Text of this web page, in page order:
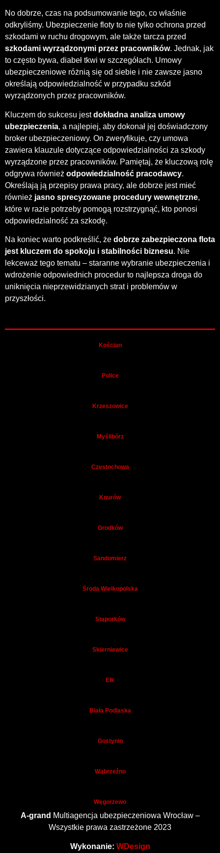
No dobrze, czas na podsumowanie tego, co właśnie
odkryliśmy. Ubezpieczenie floty to nie tylko ochrona przed
szkodami w ruchu drogowym, ale także tarcza przed
szkodami wyrządzonymi przez pracowników. Jednak, jak
to często bywa, diabeł tkwi w szczegółach. Umowy
ubezpieczeniowe różnią się od siebie i nie zawsze jasno
określają odpowiedzialność w przypadku szkód
wyrządzonych przez pracowników.
Kluczem do sukcesu jestdokładna analiza umowy
ubezpieczenia, a najlepiej, aby dokonał jej doświadczony
broker ubezpieczeniowy. On zweryfikuje, czy umowa
zawiera klauzule dotyczące odpowiedzialności za szkody
wyrządzone przez pracowników. Pamiętaj, że kluczową rolę
odgrywa również odpowiedzialność pracodawcy.
Określają ją przepisy prawa pracy, ale dobrze jest mieć
również jasno sprecyzowane procedury wewnętrzne,
które w razie potrzeby pomogą rozstrzygnąć, kto ponosi
odpowiedzialność za szkodę.
Na koniec warto podkreślić, że dobrze zabezpieczona flota
jest kluczem do spokoju i stabilności biznesu. Nie
lekceważ tego tematu – staranne wybranie ubezpieczenia i
wdrożenie odpowiednich procedur to najlepsza droga do
uniknięcia nieprzewidzianych strat i problemów w
przyszłości.
Kościan
Police
Krzeszowice
Myślibórz
Częstochowa
Knurów
Grodków
Sandomierz
Środa Wielkopolska
Stąporków
Skierniewice
Ełk
Biała Podlaska
Gostynin
Wąbrzeźno
Węgorzewo
A-grand Multiagencja ubezpieczeniowa Wrocław –
Wszystkie prawa zastrzeżone 2023
Wykonanie: WDesign